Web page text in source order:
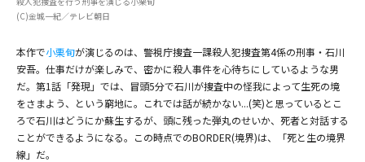
(C)金城一紀／テレビ朝日
本作で小栗旬が演じるのは、警視庁捜査一課殺人犯捜査第4係の刑事・石川
安吾。仕事だけが楽しみで、密かに殺人事件を心待ちにしているような男
だ。第1話「発現」では、冒頭5分で石川が捜査中の怪我によって生死の境
をさまよう、という窮地に。これでは話が続かない...(笑)と思っているとこ
ろで石川はどうにか蘇生するが、頭に残った弾丸のせいか、死者と対話する
ことができるようになる。この時点でのBORDER(境界)は、「死と生の境界
線」だ。